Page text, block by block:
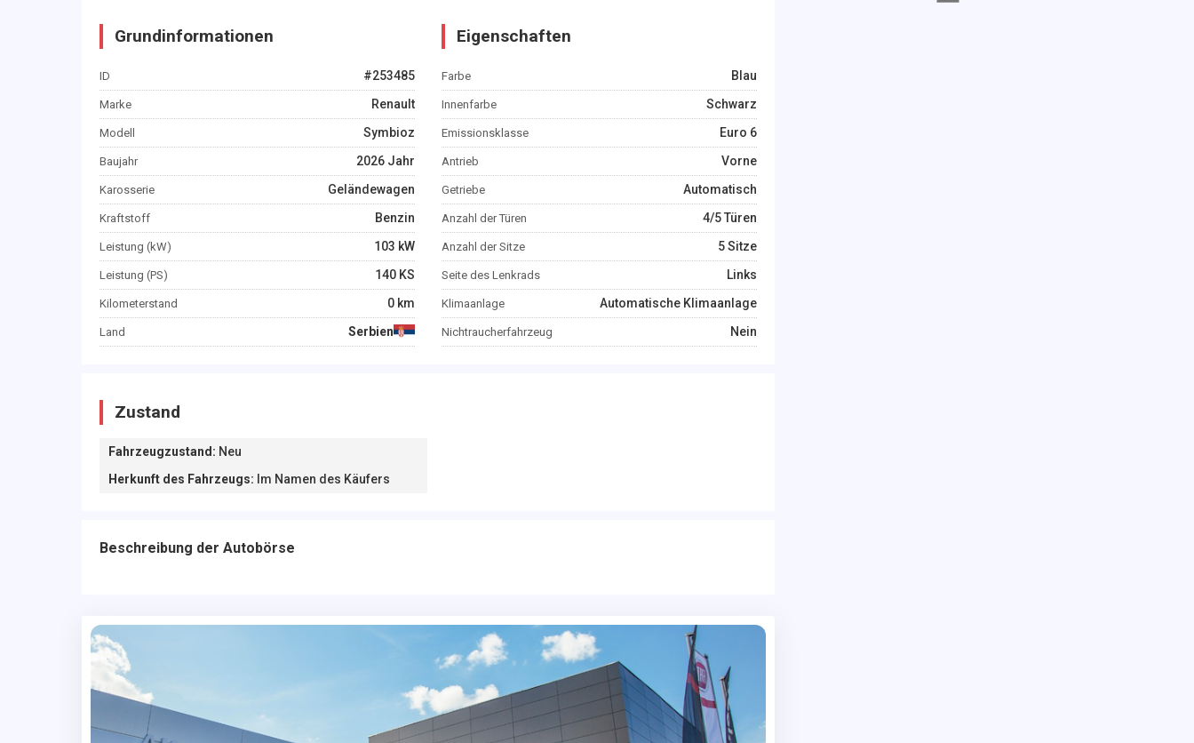
Grundinformationen
ID #253485
Marke Renault
Modell Symbioz
Baujahr 2026 Jahr
Karosserie Geländewagen
Kraftstoff Benzin
Leistung (kW) 103 kW
Leistung (PS) 140 KS
Kilometerstand 0 km
Land Serbien
Eigenschaften
Farbe Blau
Innenfarbe Schwarz
Emissionsklasse Euro 6
Antrieb Vorne
Getriebe Automatisch
Anzahl der Türen 4/5 Türen
Anzahl der Sitze 5 Sitze
Seite des Lenkrads Links
Klimaanlage Automatische Klimaanlage
Nichtraucherfahrzeug Nein
Zustand
Fahrzeugzustand : Neu
Herkunft des Fahrzeugs: Im Namen des Käufers
Beschreibung der Autobörse